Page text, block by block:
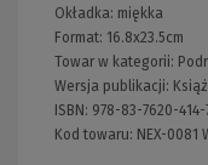
Okładka: miękka
Format: 16.8x23.5cm
Towar w kategorii:
Wersja publikacji:
ISBN: 978-83-7620-414-
Kod towaru: NEX-0081